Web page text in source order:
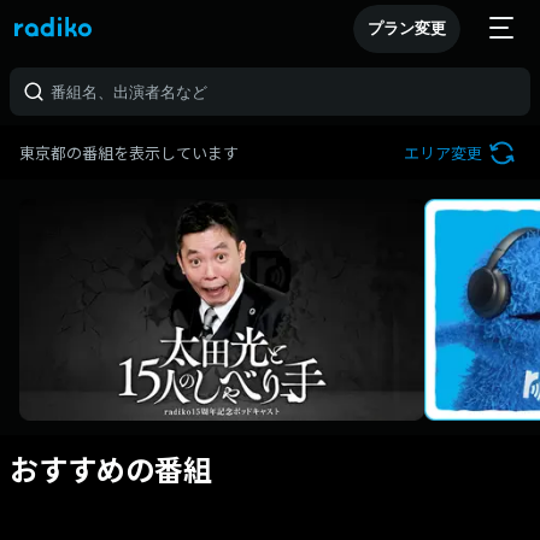
プラン変更
東京都の番組を表示しています エリア変更
おすすめの番組